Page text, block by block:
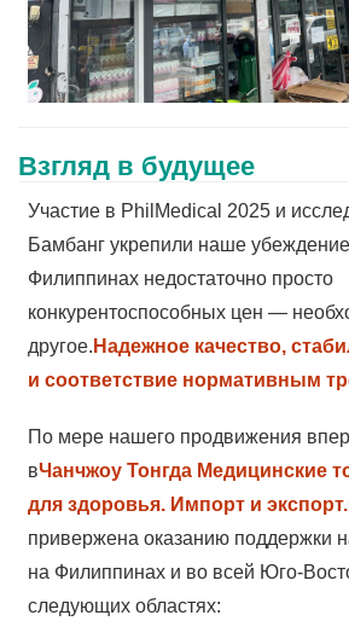
Взгляд в будущее
Участие в PhilMedical 2025 и
Бамбанг укрепили наше
Филиппинах недостаточно просто
конкурентоспособных цен —
другое. Надежное качество,
и соответствие нормативным
По мере нашего продвижения
вЧанчжоу Тонгда Медицинские
для здоровья. Импорт и экспорт.
привержена оказанию поддержки
на Филиппинах и во всей Юго-
следующих областях: